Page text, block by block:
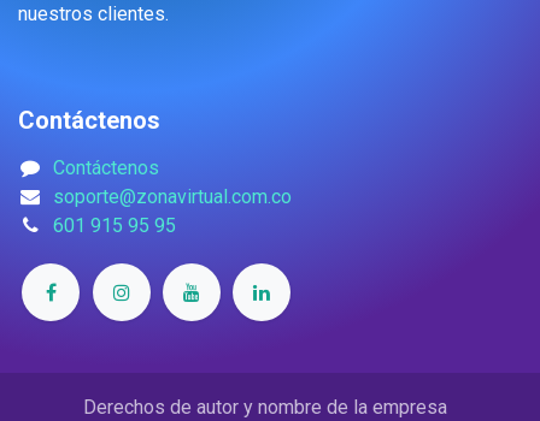
nuestros clientes.
Contáctenos
Contáctenos
soporte@zonavirtual.com.co
601 915 95 95
Derechos de autor y nombre de la empresa